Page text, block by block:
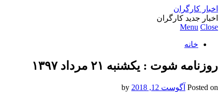
اخبار کارگران
اخبار جدید کارگران
Menu Close
خانه
روزنامه شوت : یکشنبه‌ ۲۱ مرداد ۱۳۹۷
Posted on آگوست 12, 2018